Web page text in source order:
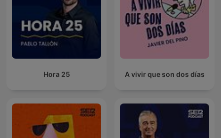
Hora 25 A vivir que son dos días